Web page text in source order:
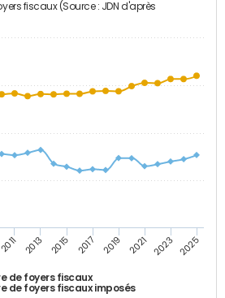
fiscaux (Source : JDN d'après
de foyers fiscaux
de foyers fiscaux imposés
2011 2013 2015 2017 2019 2021 2023 2025